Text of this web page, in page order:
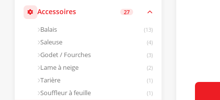
Accessoires 27
Balais (13)
Saleuse (4)
Godet / Fourches (3)
Lame à neige (2)
Tarière (1)
Souffleur à feuille (1)